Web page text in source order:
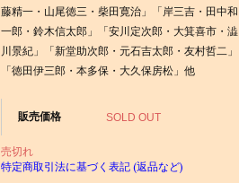
藤精一・山尾徳三・柴田寛治」「岸三吉・田中和
一郎・鈴木信太郎」「安川定次郎・大箕喜市・澁
川景紀」「新堂助次郎・元石吉太郎・友村哲二」
「徳田伊三郎・本多保・大久保房松」他
販売価格 SOLD OUT
売切れ
特定商取引法に基づく表記 (返品など)